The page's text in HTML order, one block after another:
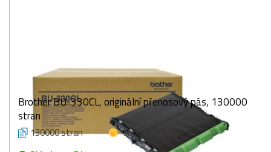
Brother BU-330CL, originální přenosový pás, 130000
stran
130000 stran
1 bod